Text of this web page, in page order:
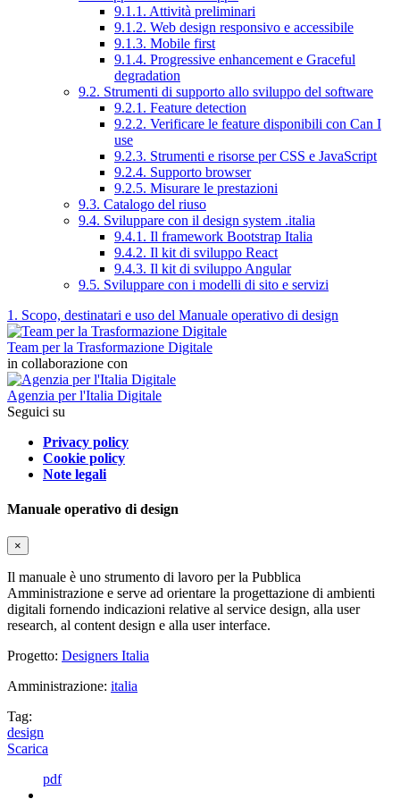
9.1.1. Attività preliminari
9.1.2. Web design responsivo e accessibile
9.1.3. Mobile first
9.1.4. Progressive enhancement e Graceful
degradation
9.2. Strumenti di supporto allo sviluppo del software
9.2.1. Feature detection
9.2.2. Verificare le feature disponibili con Can I
use
9.2.3. Strumenti e risorse per CSS e JavaScript
9.2.4. Supporto browser
9.2.5. Misurare le prestazioni
9.3. Catalogo del riuso
9.4. Sviluppare con il design system .italia
9.4.1. Il framework Bootstrap Italia
9.4.2. Il kit di sviluppo React
9.4.3. Il kit di sviluppo Angular
9.5. Sviluppare con i modelli di sito e servizi
1. Scopo, destinatari e uso del Manuale operativo di design
Team per la Trasformazione Digitale
in collaborazione con
Agenzia per l'Italia Digitale
Seguici su
Privacy policy
Cookie policy
Note legali
Manuale operativo di design
×
Il manuale è uno strumento di lavoro per la Pubblica
Amministrazione e serve ad orientare la progettazione di ambienti
digitali fornendo indicazioni relative al service design, alla user
research, al content design e alla user interface.
Progetto: Designers Italia
Amministrazione: italia
Tag:
design
Scarica
pdf